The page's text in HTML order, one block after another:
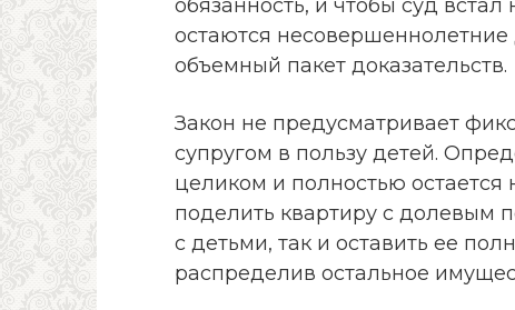
обязанность, и чтобы суд встал
остаются несовершеннолетние
объемный пакет доказательств.
Закон не предусматривает
супругом в пользу детей.
целиком и полностью остается
поделить квартиру с долевым
с детьми, так и оставить ее
распределив остальное